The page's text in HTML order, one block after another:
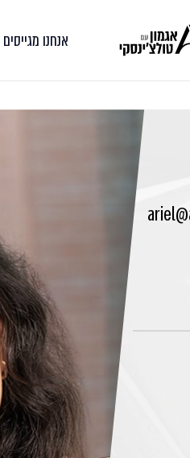
אנחנו מגייסים